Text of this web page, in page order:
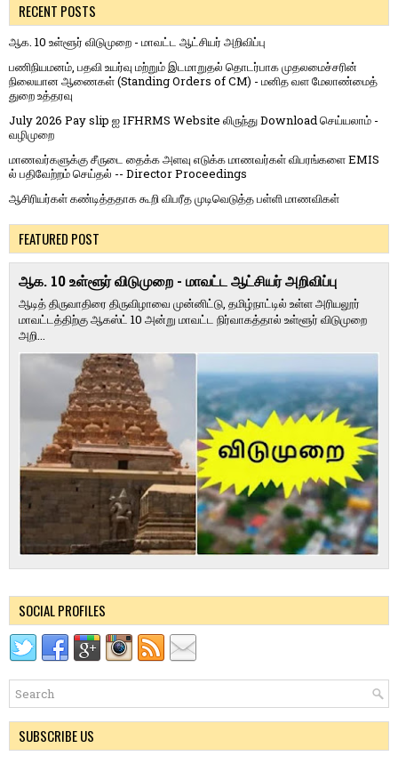
RECENT POSTS
ஆக. 10 உள்ளூர் விடுமுறை - மாவட்ட ஆட்சியர் அறிவிப்பு
பணிநியமனம், பதவி உயர்வு மற்றும் இடமாறுதல் தொடர்பாக முதலமைச்சரின்
நிலையான ஆணைகள் (Standing Orders of CM) - மனித வள மேலாண்மைத்
துறை உத்தரவு
July 2026 Pay slip ஐ IFHRMS Website லிருந்து Download செய்யலாம் -
வழிமுறை
மாணவர்களுக்கு சீருடை தைக்க அளவு எடுக்க மாணவர்கள் விபரங்களை EMIS
ல் பதிவேற்றம் செய்தல் -- Director Proceedings
ஆசிரியர்கள் கண்டித்ததாக கூறி விபரீத முடிவெடுத்த பள்ளி மாணவிகள்
FEATURED POST
ஆக. 10 உள்ளூர் விடுமுறை - மாவட்ட ஆட்சியர் அறிவிப்பு
ஆடித் திருவாதிரை திருவிழாவை முன்னிட்டு, தமிழ்நாட்டில் உள்ள அரியலூர்
மாவட்டத்திற்கு ஆகஸ்ட் 10 அன்று மாவட்ட நிர்வாகத்தால் உள்ளூர் விடுமுறை
அறி...
SOCIAL PROFILES
SUBSCRIBE US